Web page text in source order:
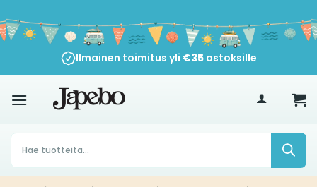
sisältöön
Ilmainen toimitus yli €35ostoksille
Products
search